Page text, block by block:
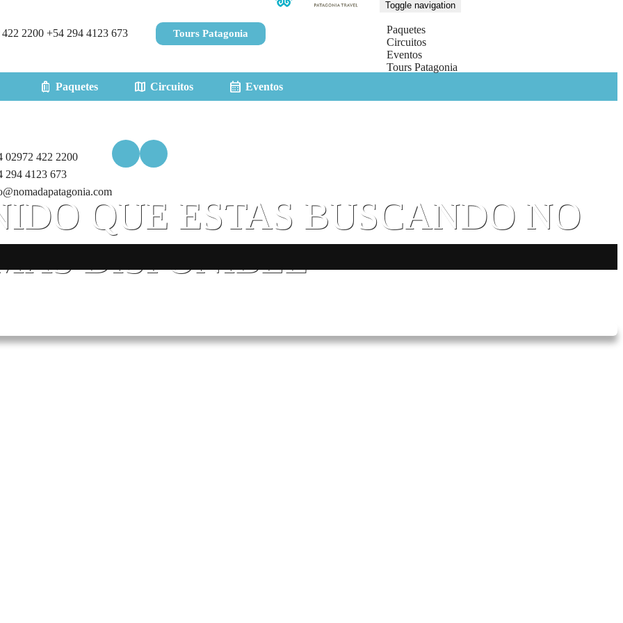
2200 +54 294 4123 673 Tours Patagonia
Toggle navigation
Paquetes
Circuitos
Eventos
Tours Patagonia
luggage Paquetes map Circuitos calendar_month Eventos
QUE ESTAS BUSCANDO NO
DISPONIBLE
02972 422 2200
294 4123 673